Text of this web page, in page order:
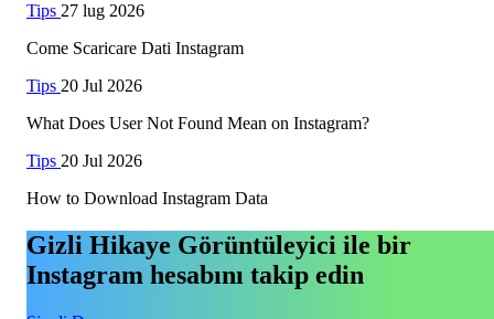
Tips 27 lug 2026
Come Scaricare Dati Instagram
Tips 20 Jul 2026
What Does User Not Found Mean on Instagram?
Tips 20 Jul 2026
How to Download Instagram Data
Gizli Hikaye Görüntüleyici ile bir
Instagram hesabını takip edin